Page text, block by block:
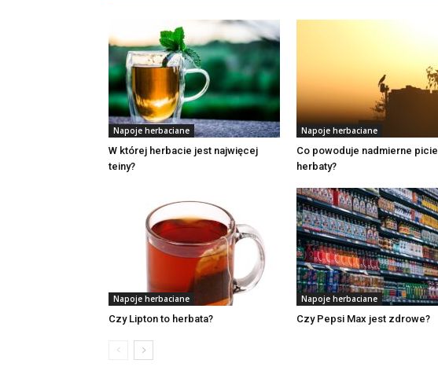
Napoje herbaciane
W której herbacie jest najwięcej
teiny?
Napoje herbaciane
Co powoduje nadmierne picie
herbaty?
Napoje herbaciane
Czy Lipton to herbata?
Napoje herbaciane
Czy Pepsi Max jest zdrowe?